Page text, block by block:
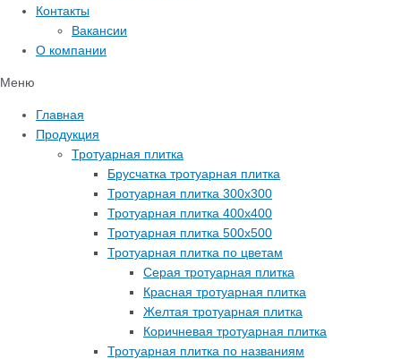
Контакты
Вакансии
О компании
Меню
Главная
Продукция
Тротуарная плитка
Брусчатка тротуарная плитка
Тротуарная плитка 300х300
Тротуарная плитка 400х400
Тротуарная плитка 500х500
Тротуарная плитка по цветам
Серая тротуарная плитка
Красная тротуарная плитка
Желтая тротуарная плитка
Коричневая тротуарная плитка
Тротуарная плитка по названиям